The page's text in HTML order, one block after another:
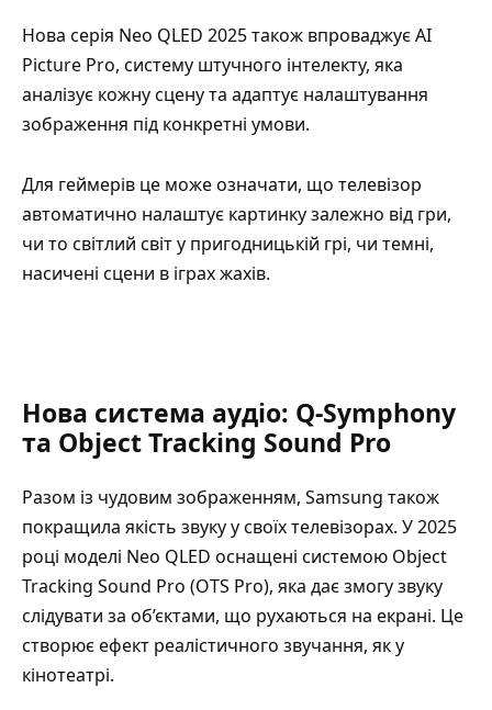
Нова серія Neo QLED 2025 також впроваджує AI
Picture Pro, систему штучного інтелекту, яка
аналізує кожну сцену та адаптує налаштування
зображення під конкретні умови.
Для геймерів це може означати, що телевізор
автоматично налаштує картинку залежно від гри,
чи то світлий світ у пригодницькій грі, чи темні,
насичені сцени в іграх жахів.
Нова система аудіо: Q-Symphony
та Object Tracking Sound Pro
Разом із чудовим зображенням, Samsung також
покращила якість звуку у своїх телевізорах. У 2025
році моделі Neo QLED оснащені системою Object
Tracking Sound Pro (OTS Pro), яка дає змогу звуку
слідувати за об’єктами, що рухаються на екрані. Це
створює ефект реалістичного звучання, як у
кінотеатрі.